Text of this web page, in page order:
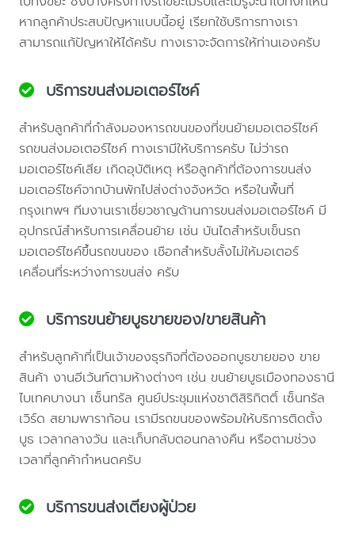
หากลูกค้าประสบปัญหาแบบนี้อยู่ เรียกใช้บริการทางเรา
สามารถแก้ปัญหาให้ได้ครับ ทางเราจะจัดการให้ท่านเองครับ
บริการขนส่งมอเตอร์ไซค์
สำหรับลูกค้าที่กำลังมองหารถขนของที่ขนย้ายมอเตอร์ไซค์
รถขนส่งมอเตอร์ไซค์ ทางเรามีให้บริการครับ ไม่ว่ารถ
มอเตอร์ไซค์เสีย เกิดอุบัติเหตุ หรือลูกค้าที่ต้องการขนส่ง
มอเตอร์ไซค์จากบ้านพักไปส่งต่างจังหวัด หรือในพื้นที่
กรุงเทพฯ ทีมงานเราเชี่ยวชาญด้านการขนส่งมอเตอร์ไซค์ มี
อุปกรณ์สำหรับการเคลื่อนย้าย เช่น บันไดสำหรับเข็นรถ
มอเตอร์ไซค์ขึ้นรถขนของ เชือกสำหรับลั้งไม่ให้มอเตอร์
เคลื่อนที่ระหว่างการขนส่ง ครับ
บริการขนย้ายบูธขายของ/ขายสินค้า
สำหรับลูกค้าที่เป็นเจ้าของธุรกิจที่ต้องออกบูธขายของ ขาย
สินค้า งานอีเว้นท์ตามห้างต่างๆ เช่น ขนย้ายบูธเมืองทองธานี
ไบเทคบางนา เซ็นทรัล ศูนย์ประชุมแห่งชาติสิริกิตติ์ เซ็นทรัล
เวิร์ด สยามพาราก้อน เรามีรถขนของพร้อมให้บริการติดตั้ง
บูธ เวลากลางวัน และเก็บกลับตอนกลางคืน หรือตามช่วง
เวลาที่ลูกค้ากำหนดครับ
บริการขนส่งเตียงผู้ป่วย